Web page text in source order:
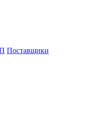
Поставщики